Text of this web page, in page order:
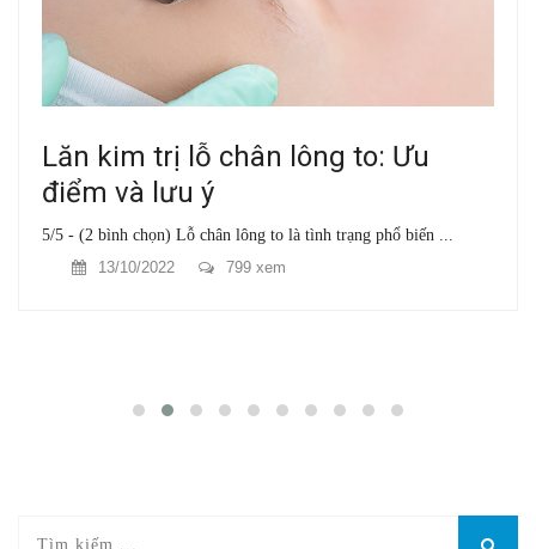
Lăn kim trị lỗ chân lông to: Ưu
điểm và lưu ý
5/5 - (2 bình chọn) Lỗ chân lông to là tình trạng phổ biến ...
13/10/2022
799 xem